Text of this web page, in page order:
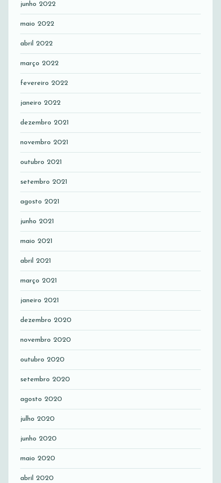
junho 2022
maio 2022
abril 2022
março 2022
fevereiro 2022
janeiro 2022
dezembro 2021
novembro 2021
outubro 2021
setembro 2021
agosto 2021
junho 2021
maio 2021
abril 2021
março 2021
janeiro 2021
dezembro 2020
novembro 2020
outubro 2020
setembro 2020
agosto 2020
julho 2020
junho 2020
maio 2020
abril 2020